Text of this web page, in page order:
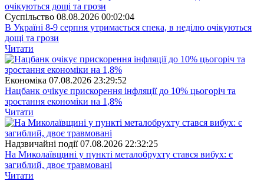
Суспiльство 08.08.2026 00:02:04
В Україні 8-9 серпня утримається спека, в неділю очікуються
дощі та грози
Читати
Економіка 07.08.2026 23:29:52
Нацбанк очікує прискорення інфляції до 10% цьогоріч та
зростання економіки на 1,8%
Читати
Надзвичайні події 07.08.2026 22:32:25
На Миколаївщині у пункті металобрухту стався вибух: є
загиблий, двоє травмовані
Читати